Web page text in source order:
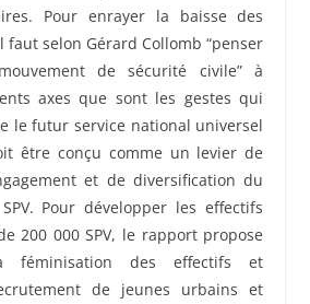
Pour enrayer la baisse des
faut selon Gérard Collomb “penser
de sécurité civile” à
axes que sont les gestes qui
le futur service national universel
être conçu comme un levier de
et de diversification du
Pour développer les effectifs
200 000 SPV, le rapport propose
féminisation des effectifs et
de jeunes urbains et